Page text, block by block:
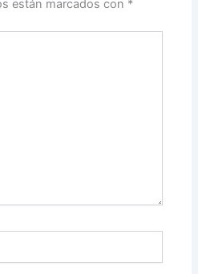
están marcados con *